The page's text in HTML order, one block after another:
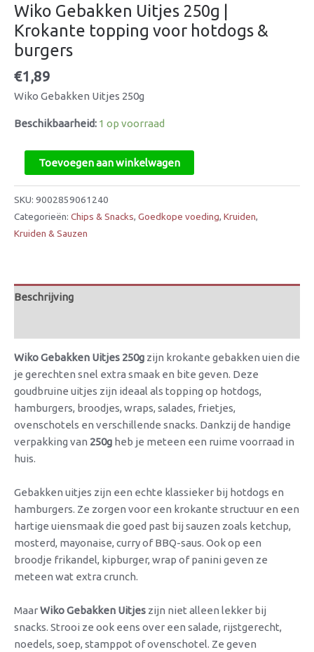
Wiko Gebakken Uitjes 250g |
Krokante topping voor hotdogs &
burgers
€1,89
Wiko Gebakken Uitjes 250g
Beschikbaarheid: 1 op voorraad
Toevoegen aan winkelwagen
SKU: 9002859061240
Categorieën: Chips & Snacks, Goedkope voeding, Kruiden,
Kruiden & Sauzen
Beschrijving
Wiko Gebakken Uitjes 250g zijn krokante gebakken uien die
je gerechten snel extra smaak en bite geven. Deze
goudbruine uitjes zijn ideaal als topping op hotdogs,
hamburgers, broodjes, wraps, salades, frietjes,
ovenschotels en verschillende snacks. Dankzij de handige
verpakking van 250g heb je meteen een ruime voorraad in
huis.
Gebakken uitjes zijn een echte klassieker bij hotdogs en
hamburgers. Ze zorgen voor een krokante structuur en een
hartige uiensmaak die goed past bij sauzen zoals ketchup,
mosterd, mayonaise, curry of BBQ-saus. Ook op een
broodje frikandel, kipburger, wrap of panini geven ze
meteen wat extra crunch.
MaarWiko Gebakken Uitjes zijn niet alleen lekker bij
snacks. Strooi ze ook eens over een salade, rijstgerecht,
noedels, soep, stamppot of ovenschotel. Ze geven